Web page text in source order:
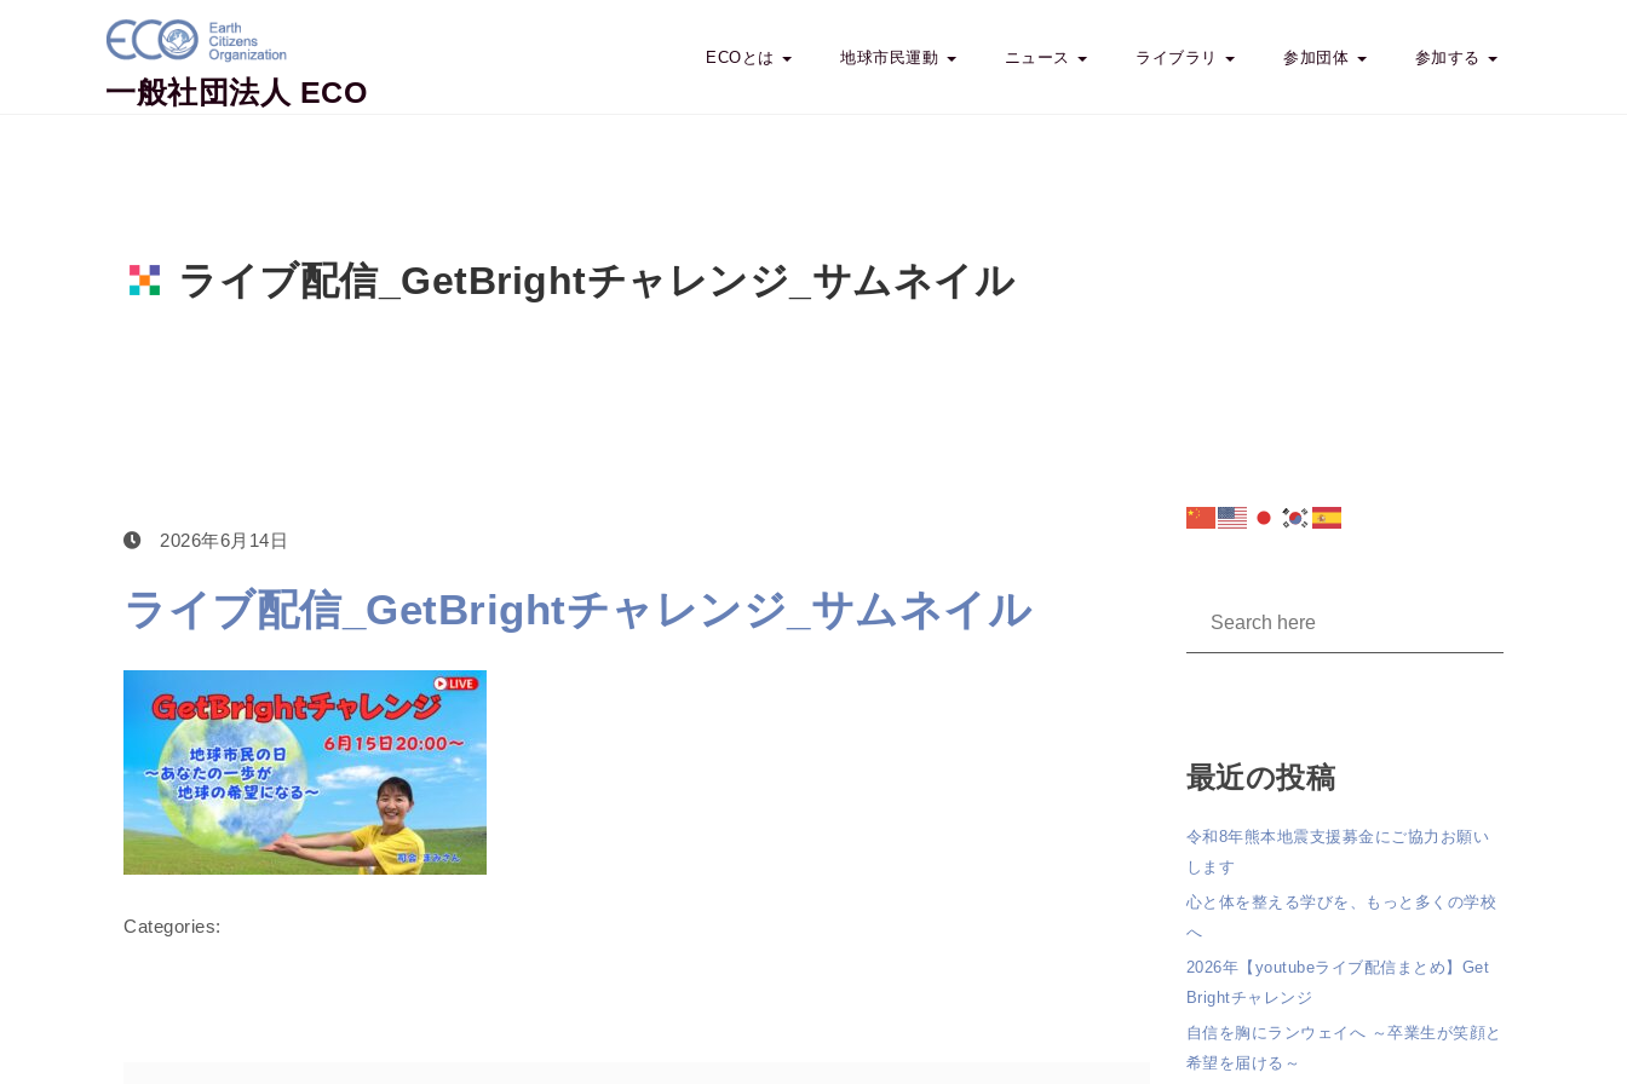
Skip to content
一般社団法人 ECO
ECOとは 地球市民運動 ニュース ライブラリ 参加団体 参加する
ライブ配信_GetBrightチャレンジ_サムネイル
2026年6月14日
ライブ配信_GetBrightチャレンジ_サムネイル
Categories:
最近の投稿
令和8年熊本地震支援募金にご協力お願い
します
心と体を整える学びを、もっと多くの学校
へ
2026年【youtubeライブ配信まとめ】Get
Brightチャレンジ
自信を胸にランウェイへ ～卒業生が笑顔と
希望を届ける～